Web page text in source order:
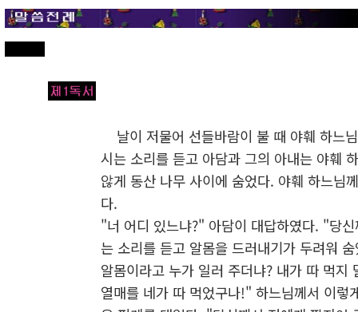
날이 저물어 선들바람이 불 때 야훼 하느
시는 소리를 듣고 아담과 그의 아내는 야훼
않게 동산 나무 사이에 숨었다. 야훼 하느님
다.
"너 어디 있느냐?" 아담이 대답하였다. "당
는 소리를 듣고 알몸을 드러내기가 두려워
알몸이라고 누가 일러 주더냐? 내가 따 먹지
열매를 네가 따 먹었구나!" 하느님께서 이렇